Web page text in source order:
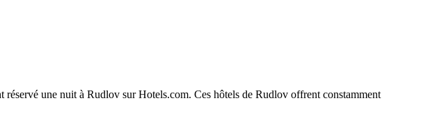
réservé une nuit à Rudlov sur Hotels.com. Ces hôtels de Rudlov offrent constamment